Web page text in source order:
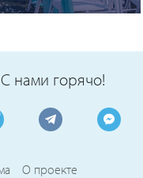
нами горячо!
О проекте